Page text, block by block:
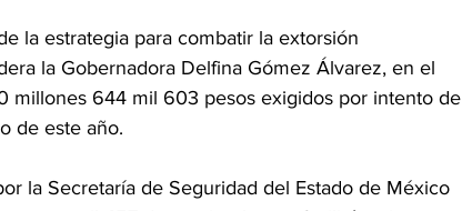
la estrategia para combatir la extorsión
la Gobernadora Delfina Gómez Álvarez, en el
millones 644 mil 603 pesos exigidos por intento de
de este año.
la Secretaría de Seguridad del Estado de México